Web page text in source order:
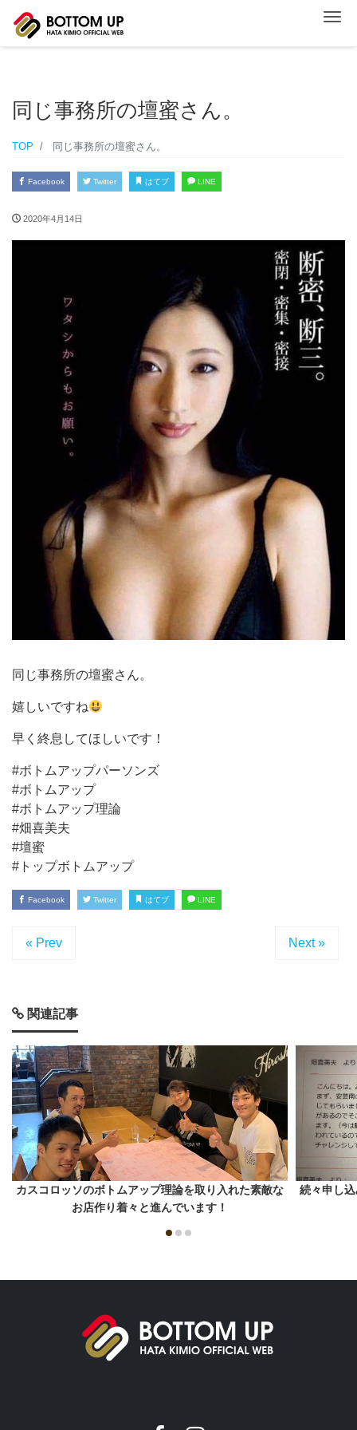
ナ
同じ事務所の壇蜜さん。
TOP 同じ事務所の壇蜜さん。
Facebook Twitter はてブ LINE
2020年4月14日
同じ事務所の壇蜜さん。
嬉しいですね
早く終息してほしいです！
#ボトムアップパーソンズ
#ボトムアップ
#ボトムアップ理論
#畑喜美夫
#壇蜜
#トップボトムアップ
Facebook Twitter はてブ LINE
« Prev Next »
関連記事
カスコロッソのボトムアップ理論を取り入れた素敵な
お店作り着々と進んでいます！
続々申し